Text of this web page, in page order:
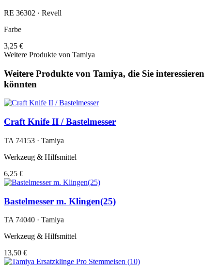
RE 36302 · Revell
Farbe
3,25 €
Weitere Produkte von Tamiya
Weitere Produkte von Tamiya, die Sie interessieren
könnten
Craft Knife II / Bastelmesser
TA 74153 · Tamiya
Werkzeug & Hilfsmittel
6,25 €
Bastelmesser m. Klingen(25)
TA 74040 · Tamiya
Werkzeug & Hilfsmittel
13,50 €